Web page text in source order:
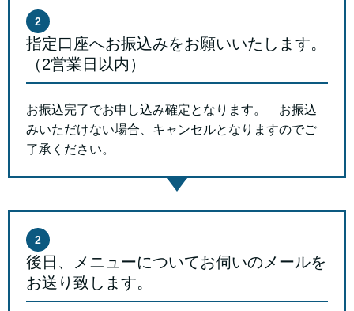
2
指定口座へお振込みをお願いいたします。
（2営業日以内）
お振込完了でお申し込み確定となります。 お振込
みいただけない場合、キャンセルとなりますのでご
了承ください。
2
後日、メニューについてお伺いのメールを
お送り致します。